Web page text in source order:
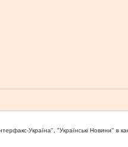
Україна", "Українськi Новини" в